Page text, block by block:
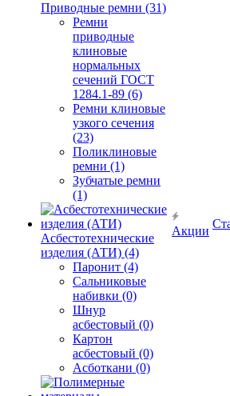
Приводные ремни (31)
Ремни
приводные
клиновые
нормальных
сечений ГОСТ
1284.1-89 (6)
Ремни клиновые
узкого сечения
(23)
Поликлиновые
ремни (1)
Зубчатые ремни
(1)
Асбестотехнические
изделия (АТИ) (4)
Паронит (4)
Сальниковые
набивки (0)
Шнур
асбестовый (0)
Картон
асбестовый (0)
Асботкани (0)
Акции